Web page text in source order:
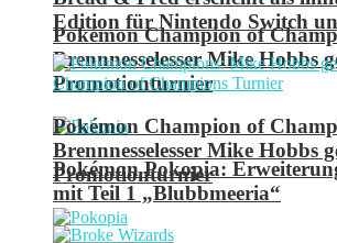
Pokémon Champion of
Brennnesselesser Mike Hobbs
Promotionturnier
Pokémon Pokopia:
mit Teil 1 „Blubbmeeria“
Edition für Nintendo Switch
Pokémon Champion of
Brennnesselesser Mike Hobbs
Promotionturnier